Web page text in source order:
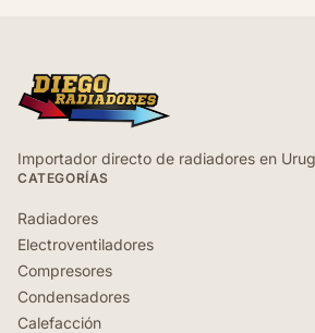
Importador directo de radiadores en
CATEGORÍAS
Radiadores
Electroventiladores
Compresores
Condensadores
Calefacción